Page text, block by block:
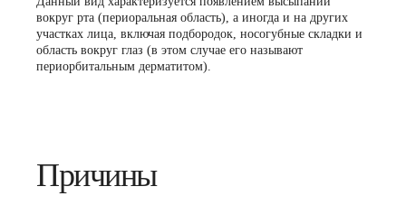
вокруг рта (периоральная область), а иногда и на других
участках лица, включая подбородок, носогубные складки и
область вокруг глаз (в этом случае его называют
периорбитальным дерматитом).
Причины